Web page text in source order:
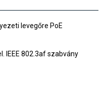
levegőre PoE
IEEE 802.3af szabvány